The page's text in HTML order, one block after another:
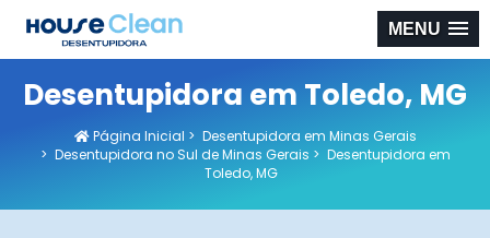
MENU
Desentupidora em Toledo, MG
Página Inicial > Desentupidora em Minas Gerais
> Desentupidora no Sul de Minas Gerais > Desentupidora em
Toledo, MG